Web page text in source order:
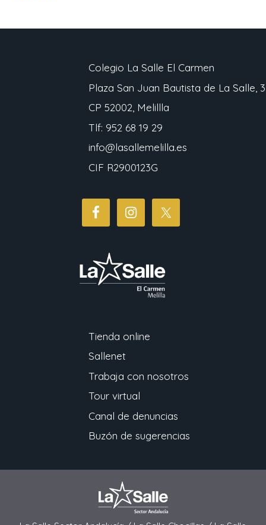
Colegio La Salle El Carmen
Plaza San Juan Bautista de La Salle, 3
CP 52002, Melillla
Tlf: 952 68 19 29
info@lasallemelilla.es
CIF R2900123G
Tienda online
Sallenet
Trabaja con nosotros
Tour virtual
Canal de denuncias
Buzón de sugerencias